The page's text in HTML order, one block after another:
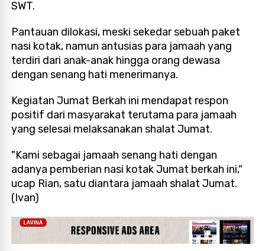
SWT.
Pantauan dilokasi, meski sekedar sebuah paket
nasi kotak, namun antusias para jamaah yang
terdiri dari anak-anak hingga orang dewasa
dengan senang hati menerimanya.
Kegiatan Jumat Berkah ini mendapat respon
positif dari masyarakat terutama para jamaah
yang selesai melaksanakan shalat Jumat.
"Kami sebagai jamaah senang hati dengan
adanya pemberian nasi kotak Jumat berkah ini,"
ucap Rian, satu diantara jamaah shalat Jumat.
(Ivan)